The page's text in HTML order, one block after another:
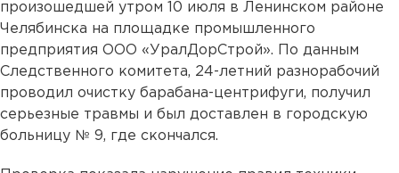
произошедшей утром 10 июля в Ленинском районе
Челябинска на площадке промышленного
предприятия ООО «УралДорСтрой». По данным
Следственного комитета, 24-летний разнорабочий
проводил очистку барабана-центрифуги, получил
серьезные травмы и был доставлен в городскую
больницу № 9, где скончался.